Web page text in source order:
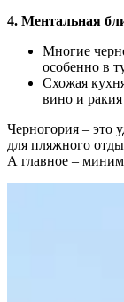
4. Ментальная
Многие
особенно в
Схожая
вино и
Черногория – это
для пляжного
А главное –